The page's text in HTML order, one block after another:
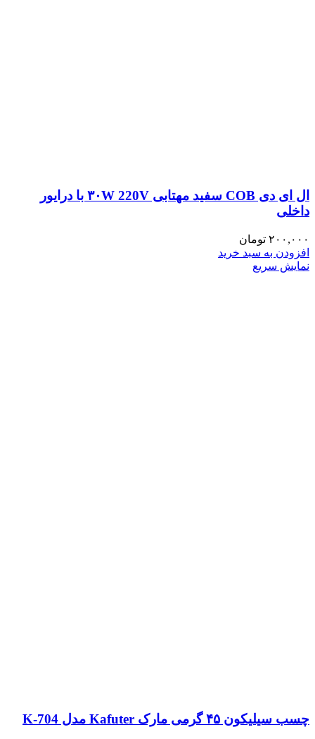
ال ای دی COB سفید مهتابی ۳۰W 220V با درایور
داخلی
۲۰۰,۰۰۰ تومان
افزودن به سبد خرید
نمایش سریع
چسب سیلیکون ۴۵ گرمی مارک Kafuter مدل K-704